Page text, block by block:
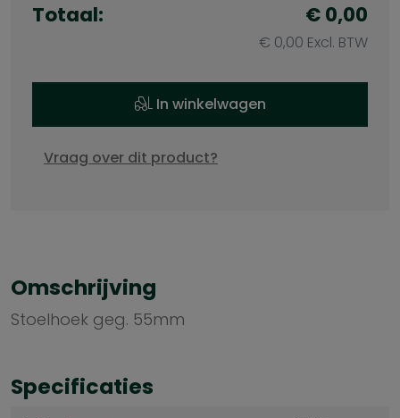
Totaal: € 0,00
€ 0,00 Excl. BTW
In winkelwagen
Vraag over dit product?
Omschrijving
Stoelhoek geg. 55mm
Specificaties